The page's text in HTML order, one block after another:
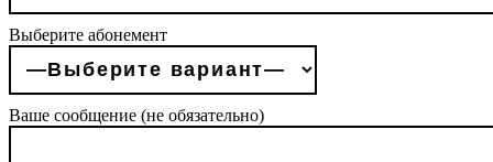
Выберите абонемент
Ваше сообщение (не обязательно)